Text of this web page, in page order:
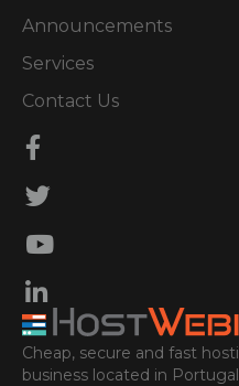
Announcements
Services
Contact Us
Cheap, secure and fast
business located in